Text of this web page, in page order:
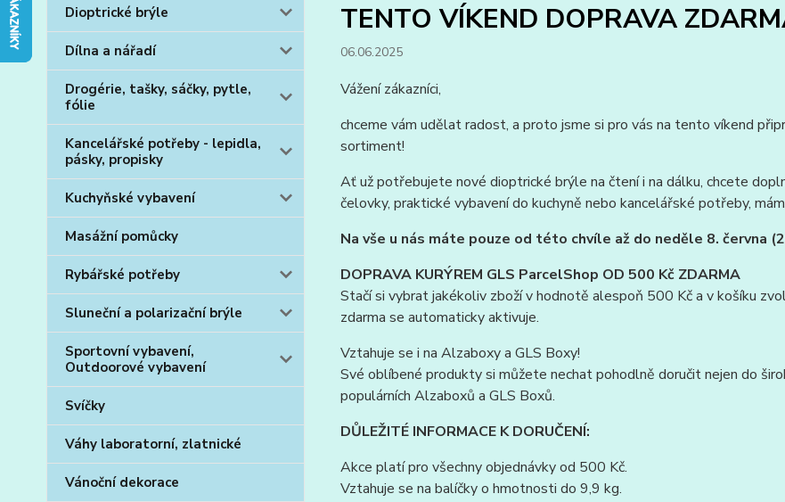
Dioptrické brýle
Dílna a nářadí
Drogérie, tašky, sáčky, pytle,
fólie
Kancelářské potřeby - lepidla,
pásky, propisky
Kuchyňské vybavení
Masážní pomůcky
Rybářské potřeby
Sluneční a polarizační brýle
Sportovní vybavení,
Outdoorové vybavení
Svíčky
Váhy laboratorní, zlatnické
Vánoční dekorace
TENTO VÍKEND DOPRAVA
06.06.2025
Vážení zákazníci,
chceme vám udělat radost, a proto jsme si pro vás na tento víkend
sortiment!
Ať už potřebujete nové dioptrické brýle na čtení i na dálku, chcete
čelovky, praktické vybavení do kuchyně nebo kancelářské potřeby,
Na vše u nás máte pouze od této chvíle až do neděle 8. června
DOPRAVA KURÝREM GLS ParcelShop OD 500 Kč ZDARMA
Stačí si vybrat jakékoliv zboží v hodnotě alespoň 500 Kč a v košíku
zdarma se automaticky aktivuje.
Vztahuje se i na Alzaboxy a GLS Boxy!
Své oblíbené produkty si můžete nechat pohodlně doručit nejen do
populárních Alzaboxů a GLS Boxů.
DŮLEŽITÉ INFORMACE K DORUČENÍ:
Akce platí pro všechny objednávky od 500 Kč.
Vztahuje se na balíčky o hmotnosti do 9,9 kg.